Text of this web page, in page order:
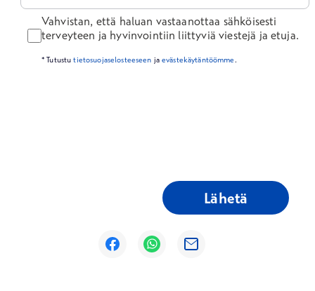
Vahvistan, että haluan vastaanottaa sähköisesti
terveyteen ja hyvinvointiin liittyviä viestejä ja etuja.
* Tutustutietosuojaselosteeseen jaevästekäytäntöömme.
Lähetä
Avautuu uuteen ikkunaan
Avautuu uuteen ikkunaan
Avautuu uuteen ikkunaan